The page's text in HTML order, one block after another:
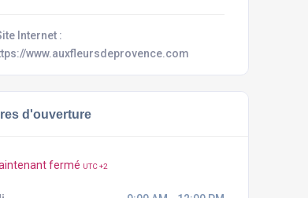
Internet :
www.auxfleursdeprovence.com
d'ouverture
fermé UTC +2